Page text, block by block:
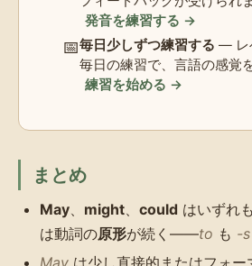
発音を練習する →
📅毎日少しずつ練習する — レ
毎日の練習で、言語の感覚
練習を始める →
まとめ
May might could はいずれ
は動詞の原形が続く——to も -s
May は少し直接的またはフォー